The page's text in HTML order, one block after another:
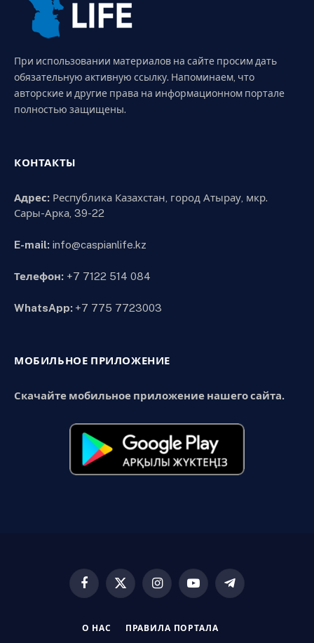
При использовании материалов на сайте просим дать
обязательную активную ссылку. Напоминаем, что
авторские и другие права на информационном портале
полностью защищены.
КОНТАКТЫ
Адрес: Республика Казахстан, город Атырау, мкр.
Сары-Арка, 39-22
E-mail: info@caspianlife.kz
Телефон: +7 7122 514 084
WhatsApp: +7 775 7723003
МОБИЛЬНОЕ ПРИЛОЖЕНИЕ
Скачайте мобильное приложение нашего сайта.
Facebook
X
InstagramYouTubeTelegram
О НАС ПРАВИЛА ПОРТАЛА